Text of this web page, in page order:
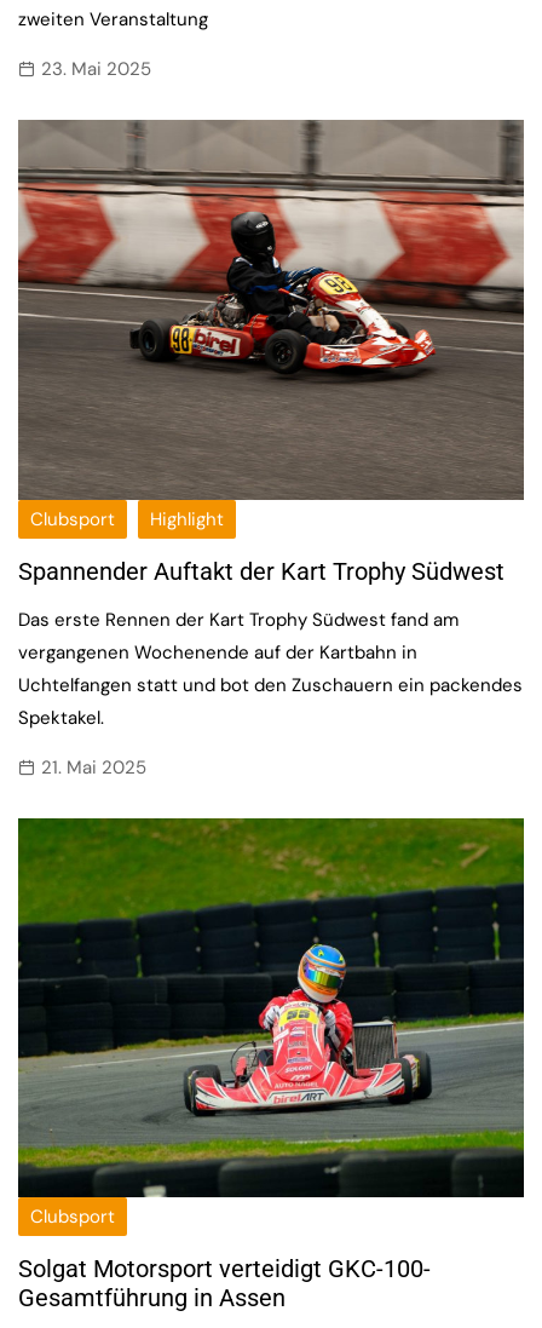
zweiten Veranstaltung
23. Mai 2025
Clubsport Highlight
Spannender Auftakt der Kart Trophy Südwest
Das erste Rennen der Kart Trophy Südwest fand am
vergangenen Wochenende auf der Kartbahn in
Uchtelfangen statt und bot den Zuschauern ein packendes
Spektakel.
21. Mai 2025
Clubsport
Solgat Motorsport verteidigt GKC-100-
Gesamtführung in Assen